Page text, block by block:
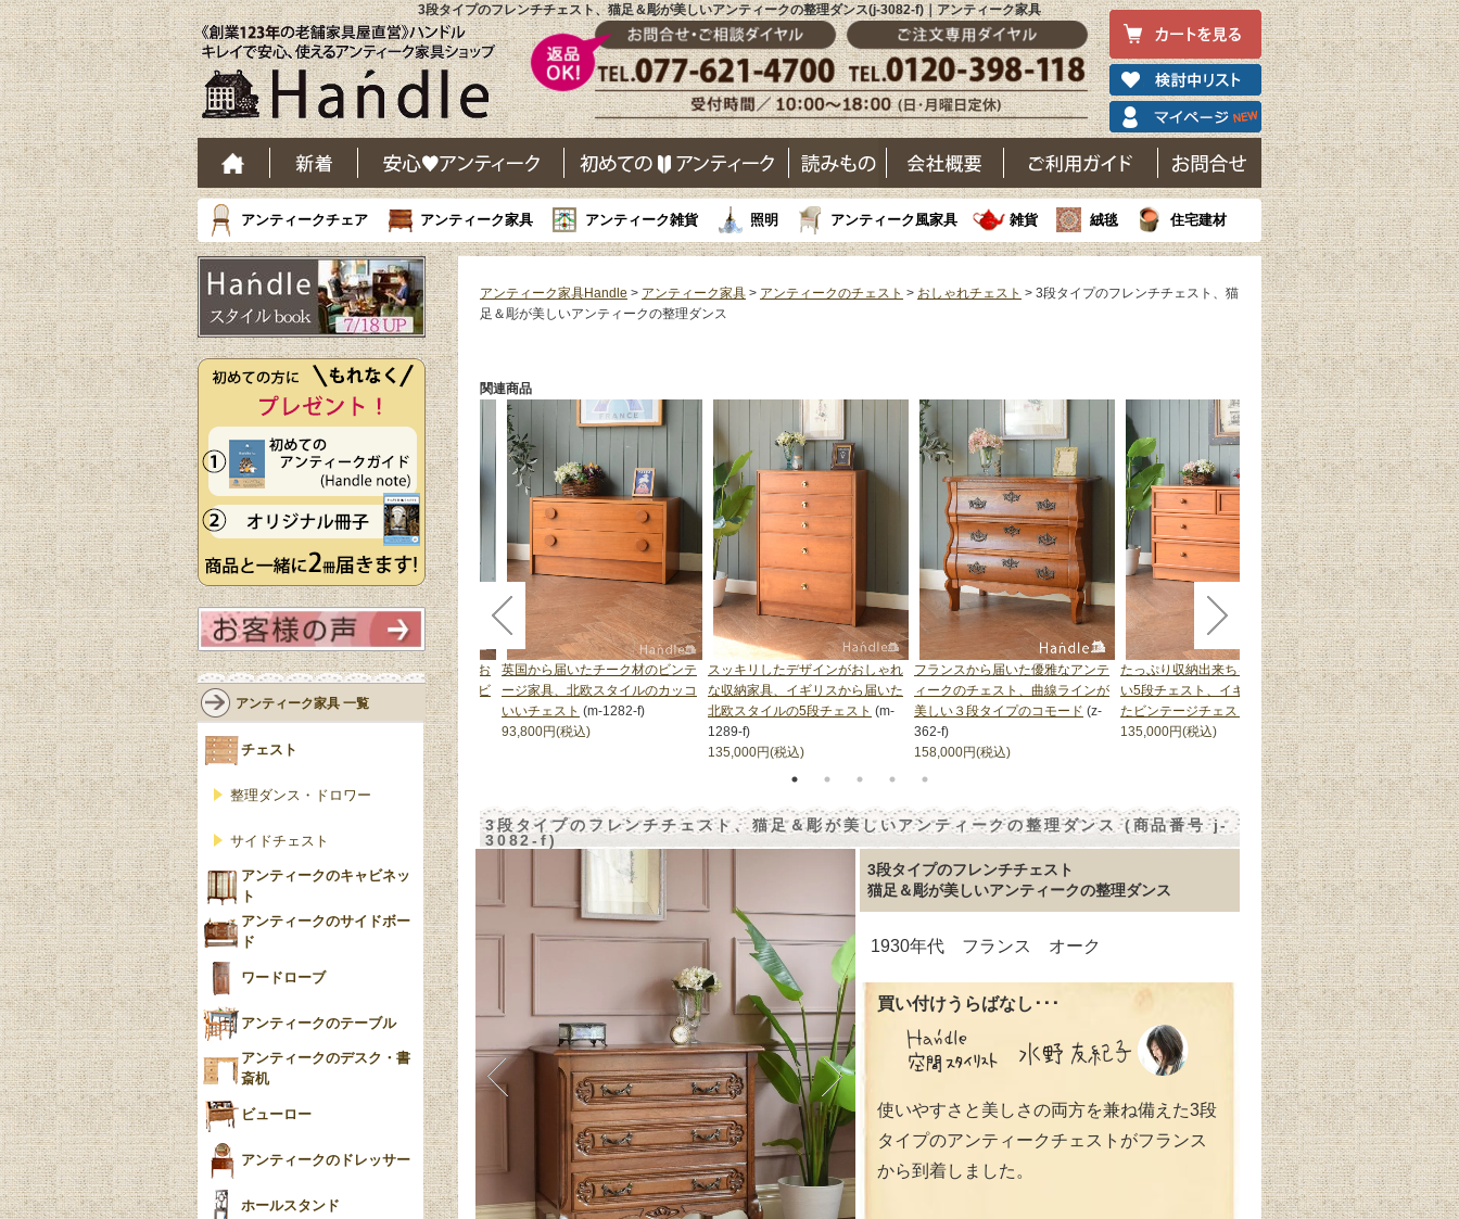
3段タイプのフレンチチェスト、猫足＆彫が美しいアンティークの整理ダンス(j-3082-f)｜アンティーク家具
アンティークチェア アンティーク家具 アンティーク雑貨 照明 アンティーク風家具 雑貨 絨毯 住宅建材
アンティーク家具Handle > アンティーク家具 > アンティークのチェスト > おしゃれチェスト > 3段タイプのフレンチチェスト、猫
足＆彫が美しいアンティークの整理ダンス
関連商品
雅なアンテ
線ラインが
モード (z-
たっぷり収納出来ちゃうカッコい
い5段チェスト、イギリスから届い
たビンテージチェスト (m-1272-f)
135,000円(税込)
ミッドセンチュリースタイルのお
しゃれな家具、北欧デザインのビ
ンテージチェスト
(m-1273-f)
英国から届いたチーク材のビンテ
ージ家具、北欧スタイルのカッコ
いいチェスト (m-1282-f)
93,800円(税込)
スッキリしたデザインがおしゃれ
な収納家具、イギリスから届いた
北欧スタイルの5段チェスト (m-
1289-f)
135,000円(税込)
フランスから届いた優雅なアンテ
ィークのチェスト、曲線ラインが
美しい３段タイプのコモード (z-
362-f)
158,000円(税込)
たっぷり収納出来ちゃうカッコい
い5段チェスト、イギリスから届い
たビンテージチェスト
(m-1272-f)
135,000円(税込)
ミッドセンチュリー
しゃれな家具、北欧
ンテージチェスト (m-
158,000円(税込)
3段タイプのフレンチチェスト、猫足＆彫が美しいアンティークの整理ダンス (商品番号 j-
3082-f)
3段タイプのフレンチチェスト
猫足＆彫が美しいアンティークの整理ダンス
1930年代 フランス オーク
買い付けうらばなし･･･
使いやすさと美しさの両方を兼ね備えた3段
タイプのアンティークチェストがフランス
から到着しました。
アンティーク家具 一覧
チェスト
整理ダンス・ドロワー
サイドチェスト
アンティークのキャビネッ
ト
アンティークのサイドボー
ド
ワードローブ
アンティークのテーブル
アンティークのデスク・書
斎机
ビューロー
アンティークのドレッサー
ホールスタンド